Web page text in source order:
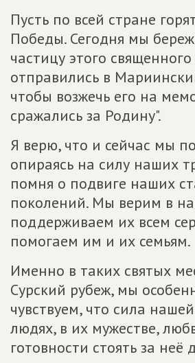
Пусть по всей стране
Победы. Сегодня мы
частицу этого
отправились в
чтобы возжечь его на
сражались за Родину".
Я верю, что и сейчас мы
опираясь на силу наших
помня о подвиге наших
поколений. Мы верим в
поддерживаем их всем
помогаем им и их семьям.
Именно в таких святых
Сурский рубеж, мы
чувствуем, что сила
людях, в их мужестве,
готовности стоять за неё